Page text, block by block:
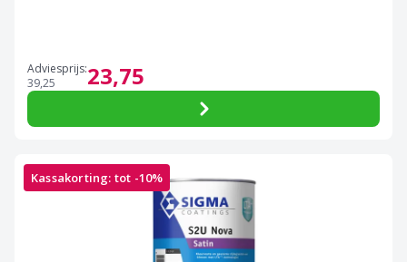
23,75
Adviesprijs:
39,25
Kassakorting: tot -10%